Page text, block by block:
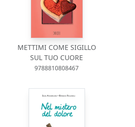
METTIMI COME SIGILLO
SUL TUO CUORE
9788810808467